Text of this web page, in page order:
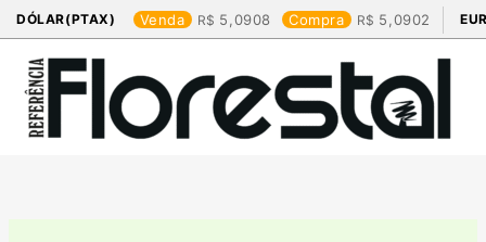
DÓLAR(PTAX) Venda 5,0908 Compra 5,0902
para
conteúdo